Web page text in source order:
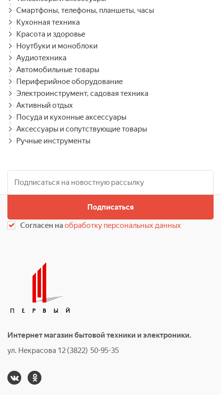
Смартфоны, телефоны, планшеты, часы
Кухонная техника
Красота и здоровье
Ноутбуки и моноблоки
Аудиотехника
Автомобильные товары
Периферийное оборудование
Электроинструмент, садовая техника
Активный отдых
Посуда и кухонные аксессуары
Аксессуары и сопутствующие товары
Ручные инструменты
Подписаться
Согласен наобработку персональных данных
Интернет магазин бытовой техники и электроники.
ул. Некрасова 12 (3822) 50-95-35